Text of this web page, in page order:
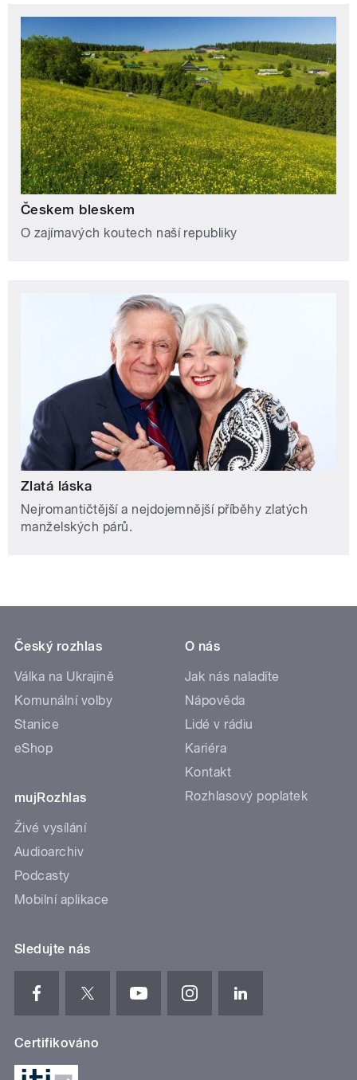
Českem bleskem
O zajímavých koutech naší republiky
Zlatá láska
Nejromantičtější a nejdojemnější příběhy zlatých
manželských párů.
Český rozhlas
Válka na Ukrajině
Komunální volby
Stanice
eShop
mujRozhlas
Živé vysílání
Audioarchiv
Podcasty
Mobilní aplikace
O nás
Jak nás naladíte
Nápověda
Lidé v rádiu
Kariéra
Kontakt
Rozhlasový poplatek
Sledujte nás
Certifikováno